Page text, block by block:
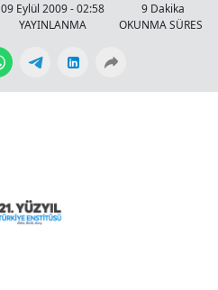
09 Eylül 2009 - 02:58
YAYINLANMA
9 Dakika
OKUNMA SÜRESİ